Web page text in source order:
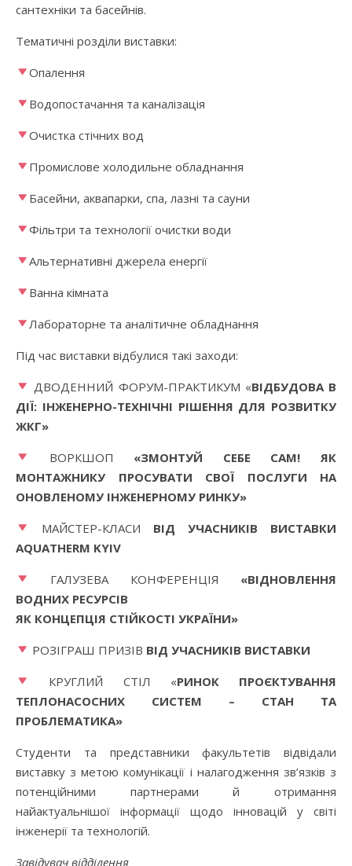
сантехніки та басейнів.
Тематичні розділи виставки:
Опалення
Водопостачання та каналізація
Очистка стічних вод
Промислове холодильне обладнання
Басейни, аквапарки, спа, лазні та сауни
Фільтри та технології очистки води
Альтернативні джерела енергії
Ванна кімната
Лабораторне та аналітичне обладнання
Під час виставки відбулися такі заходи:
ДВОДЕННИЙ ФОРУМ-ПРАКТИКУМ «ВІДБУДОВА В
ДІЇ: ІНЖЕНЕРНО-ТЕХНІЧНІ РІШЕННЯ ДЛЯ РОЗВИТКУ
ЖКГ»
ВОРКШОП «ЗМОНТУЙ СЕБЕ САМ! ЯК
МОНТАЖНИКУ ПРОСУВАТИ СВОЇ ПОСЛУГИ НА
ОНОВЛЕНОМУ ІНЖЕНЕРНОМУ РИНКУ»
МАЙСТЕР-КЛАСИ ВІД УЧАСНИКІВ ВИСТАВКИ
AQUATHERM KYIV
ГАЛУЗЕВА КОНФЕРЕНЦІЯ «ВІДНОВЛЕННЯ
ВОДНИХ РЕСУРСІВ
ЯК КОНЦЕПЦІЯ СТІЙКОСТІ УКРАЇНИ»
РОЗІГРАШ ПРИЗІВ ВІД УЧАСНИКІВ ВИСТАВКИ
КРУГЛИЙ СТІЛ «РИНОК ПРОЄКТУВАННЯ
ТЕПЛОНАСОСНИХ СИСТЕМ – СТАН ТА
ПРОБЛЕМАТИКА»
Студенти та представники факультетів відвідали
виставку з метою комунікації і налагодження зв’язків з
потенційними партнерами й отримання
найактуальнішої інформації щодо інновацій у світі
інженерії та технологій.
Завідувач відділення